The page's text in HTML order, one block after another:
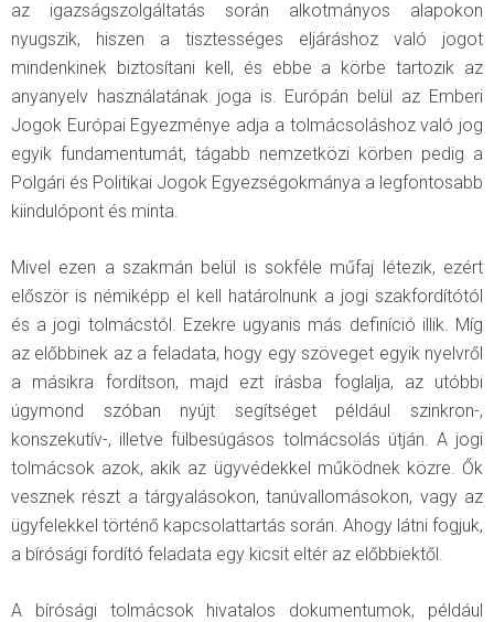
az igazságszolgáltatás során alkotmányos alapokon
nyugszik, hiszen a tisztességes eljáráshoz való jogot
mindenkinek biztosítani kell, és ebbe a körbe tartozik az
anyanyelv használatának joga is. Európán belül az Emberi
Jogok Európai Egyezménye adja a tolmácsoláshoz való jog
egyik fundamentumát, tágabb nemzetközi körben pedig a
Polgári és Politikai Jogok Egyezségokmánya a legfontosabb
kiindulópont és minta.
Mivel ezen a szakmán belül is sokféle műfaj létezik, ezért
először is némiképp el kell határolnunk a jogi szakfordítótól
és a jogi tolmácstól. Ezekre ugyanis más definíció illik. Míg
az előbbinek az a feladata, hogy egy szöveget egyik nyelvről
a másikra fordítson, majd ezt írásba foglalja, az utóbbi
úgymond szóban nyújt segítséget például szinkron-,
konszekutív-, illetve fülbesúgásos tolmácsolás útján. A jogi
tolmácsok azok, akik az ügyvédekkel működnek közre. Ők
vesznek részt a tárgyalásokon, tanúvallomásokon, vagy az
ügyfelekkel történő kapcsolattartás során. Ahogy látni fogjuk,
a bírósági fordító feladata egy kicsit eltér az előbbiektől.
A bírósági tolmácsok hivatalos dokumentumok, például